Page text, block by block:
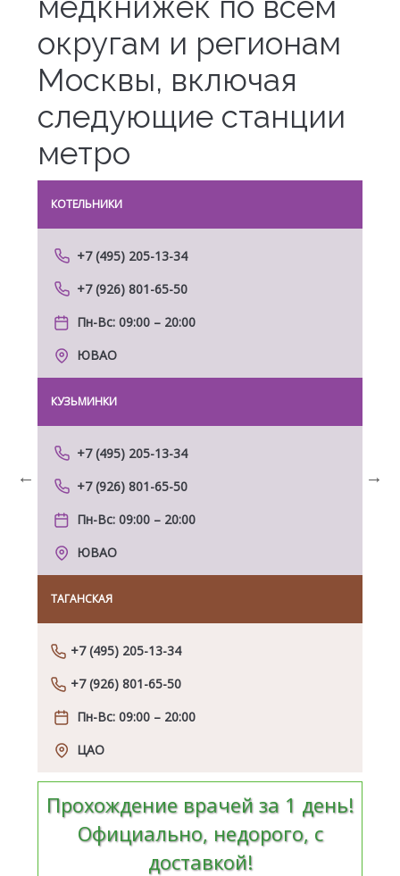
округам и регионам
Москвы, включая
следующие станции
метро
Previous
КОТЕЛЬНИКИ
+7 (495) 205-13-34
+7 (926) 801-65-50
Пн-Вс: 09:00 – 20:00
ЮВАО
КУЗЬМИНКИ
+7 (495) 205-13-34
+7 (926) 801-65-50
Пн-Вс: 09:00 – 20:00
ЮВАО
ТАГАНСКАЯ
+7 (495) 205-13-34
+7 (926) 801-65-50
Пн-Вс: 09:00 – 20:00
ЦАО
Next
Прохождение врачей за 1 день!
Официально, недорого, с
доставкой!